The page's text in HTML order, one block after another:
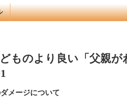
ものより良い「父親が
メージについて